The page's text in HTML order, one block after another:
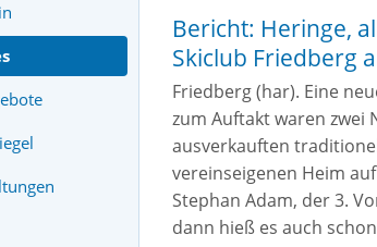
Bericht: Heringe,
Skiclub Friedberg
Friedberg (har). Eine
zum Auftakt waren zwei
ausverkauften
vereinseigenen Heim
Stephan Adam, der 3.
dann hieß es auch